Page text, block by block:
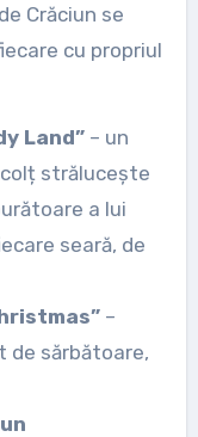
Crăciun se
cu propriul
Land”– un
strălucește
a lui
seară, de
–
de sărbătoare,